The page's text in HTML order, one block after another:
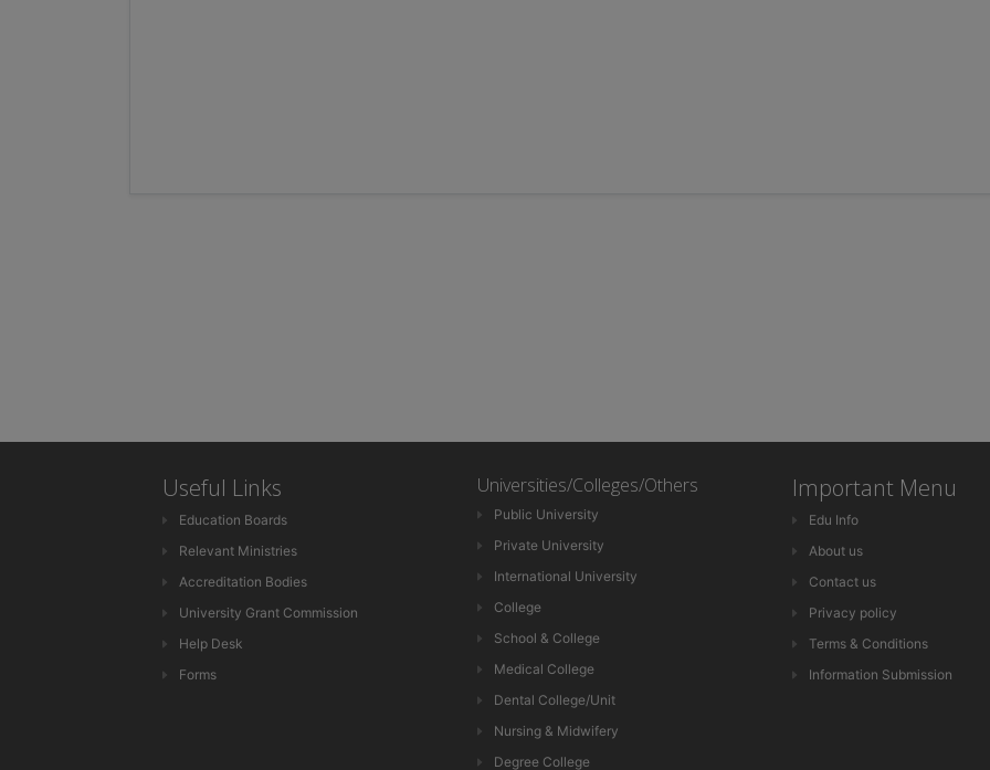
Useful Links
Education Boards
Relevant Ministries
Accreditation Bodies
University Grant Commission
Help Desk
Forms
Universities/Colleges/Others
Public University
Private University
International University
College
School & College
Medical College
Dental College/Unit
Nursing & Midwifery
Degree College
Important Menu
Edu Info
About us
Contact us
Privacy policy
Terms & Conditions
Information Submission